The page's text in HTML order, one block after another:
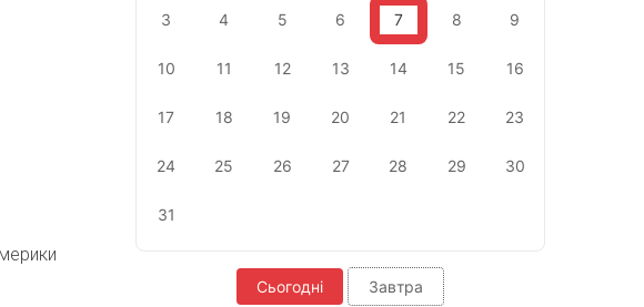
3 4 5 6 7 8 9
10 11 12 13 14 15 16
17 18 19 20 21 22 23
24 25 26 27 28 29 30
31
Сьогодні Завтра